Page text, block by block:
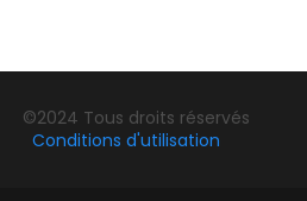
©2024 Tous droits réservés
Conditions d'utilisation